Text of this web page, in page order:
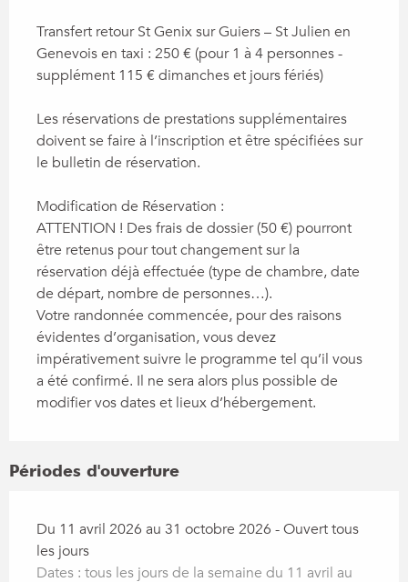
Transfert retour St Genix sur Guiers – St Julien en
Genevois en taxi : 250 € (pour 1 à 4 personnes -
supplément 115 € dimanches et jours fériés)
Les réservations de prestations supplémentaires
doivent se faire à l’inscription et être spécifiées sur
le bulletin de réservation.
Modification de Réservation :
ATTENTION ! Des frais de dossier (50 €) pourront
être retenus pour tout changement sur la
réservation déjà effectuée (type de chambre, date
de départ, nombre de personnes…).
Votre randonnée commencée, pour des raisons
évidentes d’organisation, vous devez
impérativement suivre le programme tel qu’il vous
a été confirmé. Il ne sera alors plus possible de
modifier vos dates et lieux d’hébergement.
Périodes d'ouverture
Du 11 avril 2026 au 31 octobre 2026 - Ouvert tous
les jours
Dates : tous les jours de la semaine du 11 avril au